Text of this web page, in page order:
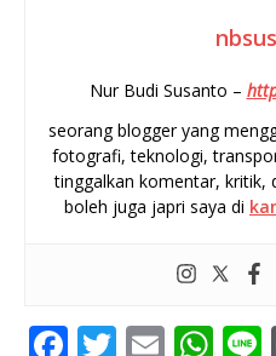
Nur Budi Susanto –
seorang blogger yang
fotografi, teknologi,
tinggalkan komentar, kritik,
boleh juga japri saya di
F T E W